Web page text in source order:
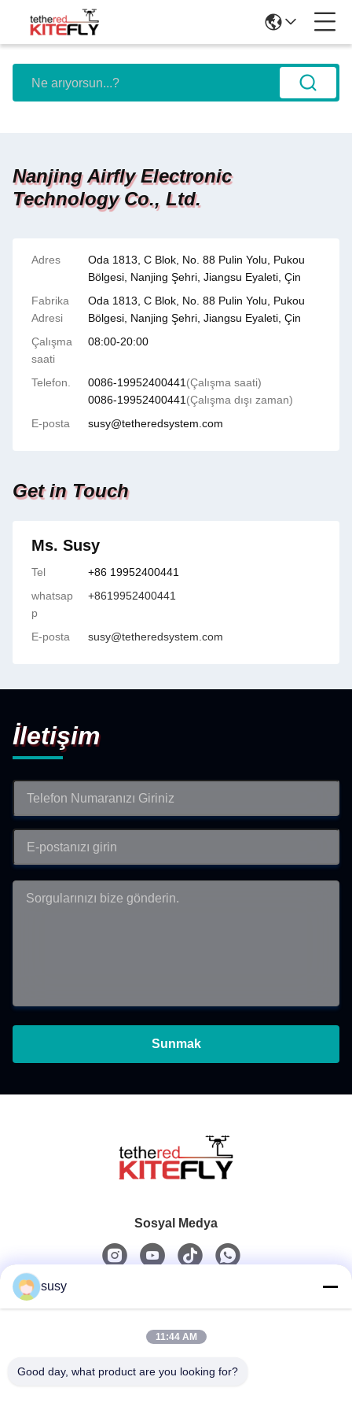
Nanjing Airfly Electronic
Technology Co., Ltd.
Adres
Oda 1813, C Blok, No. 88 Pulin Yolu, Pukou
Bölgesi, Nanjing Şehri, Jiangsu Eyaleti, Çin
Fabrika
Adresi
Oda 1813, C Blok, No. 88 Pulin Yolu, Pukou
Bölgesi, Nanjing Şehri, Jiangsu Eyaleti, Çin
Çalışma
saati
08:00-20:00
Telefon. 0086-19952400441 (Çalışma saati)
0086-19952400441 (Çalışma dışı zaman)
E-posta
susy@tetheredsystem.com
Get in Touch
Ms. Susy
Tel
+86 19952400441
whatsap
p
+8619952400441
E-posta susy@tetheredsystem.com
İletişim
Sunmak
Sosyal Medya
0086-19952400441
susy
11:44 AM
Good day, what product are you looking for?